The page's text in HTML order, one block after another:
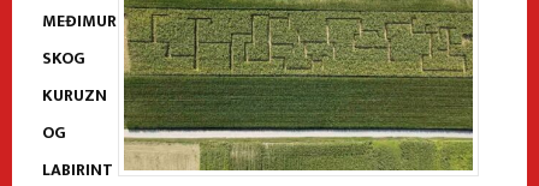
MEĐIMUR
SKOG
KURUZN
OG
LABIRINT